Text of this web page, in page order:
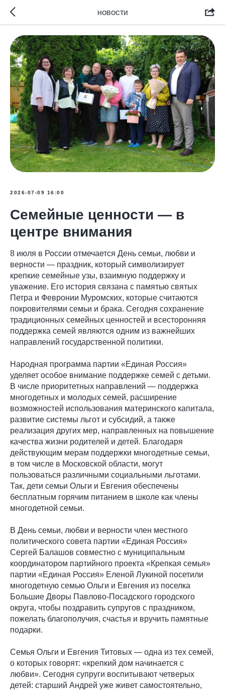
НОВОСТИ
2026-07-09 16:00
Семейные ценности — в
центре внимания
8 июля в России отмечается День семьи, любви и
верности — праздник, который символизирует
крепкие семейные узы, взаимную поддержку и
уважение. Его история связана с памятью святых
Петра и Февронии Муромских, которые считаются
покровителями семьи и брака. Сегодня сохранение
традиционных семейных ценностей и всесторонняя
поддержка семей являются одним из важнейших
направлений государственной политики.
Народная программа партии «Единая Россия»
уделяет особое внимание поддержке семей с детьми.
В числе приоритетных направлений — поддержка
многодетных и молодых семей, расширение
возможностей использования материнского капитала,
развитие системы льгот и субсидий, а также
реализация других мер, направленных на повышение
качества жизни родителей и детей. Благодаря
действующим мерам поддержки многодетные семьи,
в том числе в Московской области, могут
пользоваться различными социальными льготами.
Так, дети семьи Ольги и Евгения обеспечены
бесплатным горячим питанием в школе как члены
многодетной семьи.
В День семьи, любви и верности член местного
политического совета партии «Единая Россия»
Сергей Балашов совместно с муниципальным
координатором партийного проекта «Крепкая семья»
партии «Единая Россия» Еленой Лукиной посетили
многодетную семью Ольги и Евгения из поселка
Большие Дворы Павлово-Посадского городского
округа, чтобы поздравить супругов с праздником,
пожелать благополучия, счастья и вручить памятные
подарки.
Семья Ольги и Евгения Титовых — одна из тех семей,
о которых говорят: «крепкий дом начинается с
любви». Сегодня супруги воспитывают четверых
детей: старший Андрей уже живет самостоятельно,